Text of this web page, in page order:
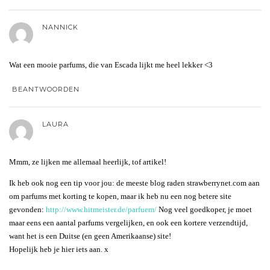
NANNICK
Wat een mooie parfums, die van Escada lijkt me heel lekker <3
BEANTWOORDEN
LAURA
Mmm, ze lijken me allemaal heerlijk, tof artikel!
Ik heb ook nog een tip voor jou: de meeste blog raden strawberrynet.com aan
om parfums met korting te kopen, maar ik heb nu een nog betere site
gevonden: http://www.hitmeister.de/parfuem/ Nog veel goedkoper, je moet
maar eens een aantal parfums vergelijken, en ook een kortere verzendtijd,
want het is een Duitse (en geen Amerikaanse) site!
Hopelijk heb je hier iets aan. x